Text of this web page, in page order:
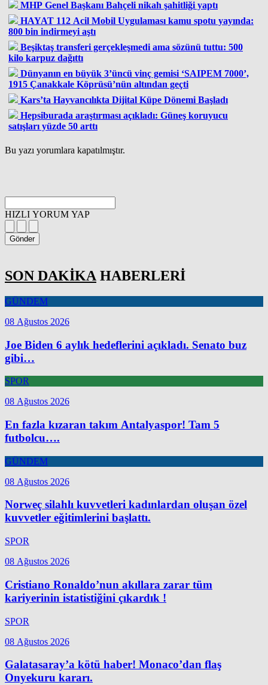
MHP Genel Başkanı Bahçeli nikah şahitliği yaptı
HAYAT 112 Acil Mobil Uygulaması kamu spotu yayında:
800 bin indirmeyi aştı
Beşiktaş transferi gerçekleşmedi ama sözünü tuttu: 500
kilo karpuz dağıttı
Dünyanın en büyük 3’üncü vinç gemisi ‘SAIPEM 7000’,
1915 Çanakkale Köprüsü’nün altından geçti
Kars’ta Hayvancılıkta Dijital Küpe Dönemi Başladı
Hepsiburada araştırması açıkladı: Güneş koruyucu
satışları yüzde 50 arttı
Bu yazı yorumlara kapatılmıştır.
HIZLI YORUM YAP
Gönder
SON DAKİKA HABERLERİ
GÜNDEM
08 Ağustos 2026
Joe Biden 6 aylık hedeflerini açıkladı. Senato buz
gibi…
SPOR
08 Ağustos 2026
En fazla kızaran takım Antalyaspor! Tam 5
futbolcu….
GÜNDEM
08 Ağustos 2026
Norweç silahlı kuvvetleri kadınlardan oluşan özel
kuvvetler eğitimlerini başlattı.
SPOR
08 Ağustos 2026
Cristiano Ronaldo’nun akıllara zarar tüm
kariyerinin istatistiğini çıkardık !
SPOR
08 Ağustos 2026
Galatasaray’a kötü haber! Monaco’dan flaş
Onyekuru kararı.